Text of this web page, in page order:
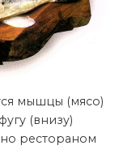
мышцы (мясо)
(внизу)
рестораном